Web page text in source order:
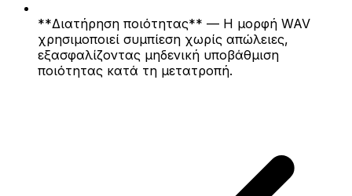
**Διατήρηση ποιότητας** — Η μορφή WAV
χρησιμοποιεί συμπίεση χωρίς απώλειες,
εξασφαλίζοντας μηδενική υποβάθμιση
ποιότητας κατά τη μετατροπή.